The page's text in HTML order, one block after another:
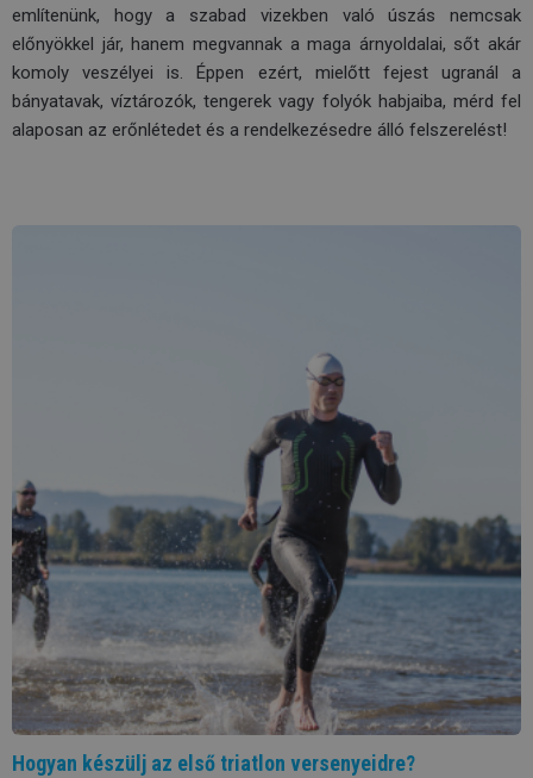
említenünk, hogy a szabad vizekben való úszás nemcsak
előnyökkel jár, hanem megvannak a maga árnyoldalai, sőt akár
komoly veszélyei is. Éppen ezért, mielőtt fejest ugranál a
bányatavak, víztározók, tengerek vagy folyók habjaiba, mérd fel
alaposan az erőnlétedet és a rendelkezésedre álló felszerelést!
Hogyan készülj az első triatlon versenyeidre?